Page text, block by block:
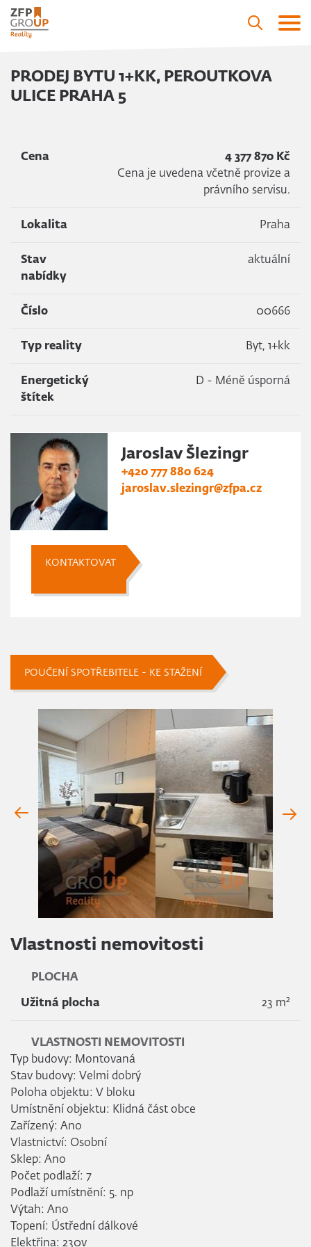
PRODEJ BYTU 1+KK, PEROUTKOVA
ULICE PRAHA 5
Cena
4 377 870 Kč
Cena je uvedena včetně provize a
právního servisu.
Lokalita Praha
Stav
nabídky
aktuální
Číslo 00666
Typ reality Byt, 1+kk
Energetický
štítek
D - Méně úsporná
Jaroslav Šlezingr
+420 777 880 624
jaroslav.slezingr@zfpa.cz
KONTAKTOVAT
POUČENÍ SPOTŘEBITELE - KE STAŽENÍ
Vlastnosti nemovitosti
PLOCHA
Užitná plocha 23 m2
VLASTNOSTI NEMOVITOSTI
Typ budovy: Montovaná
Stav budovy: Velmi dobrý
Poloha objektu: V bloku
Umístnění objektu: Klidná část obce
Zařízený: Ano
Vlastnictví: Osobní
Sklep: Ano
Počet podlaží: 7
Podlaží umístnění: 5. np
Výtah: Ano
Topení: Ústřední dálkové
Elektřina: 230v